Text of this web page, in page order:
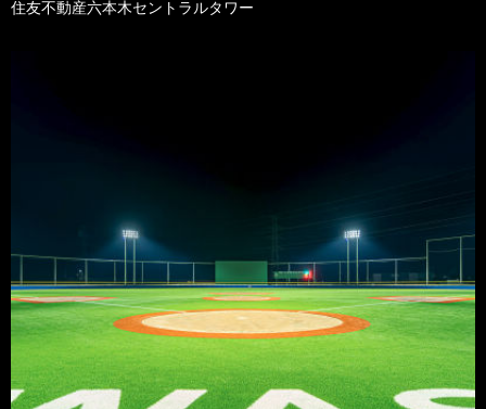
住友不動産六本木セントラルタワー